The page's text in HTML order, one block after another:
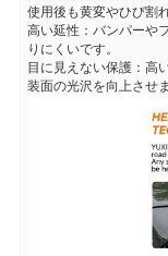
使用後も黄変やひび割
高い延性：バンパーや
りにくいです。
目に見えない保護：高
装面の光沢を向上させま